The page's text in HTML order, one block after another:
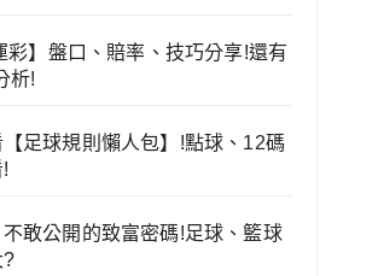
彩】盤口、賠率、技巧分享!還有
析!
足球規則懶人包】!點球、12碼
不敢公開的致富密碼!足球、籃球
?